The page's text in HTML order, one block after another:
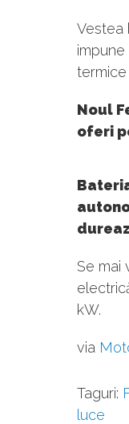
Vestea
termice
Noul
oferi
Se mai
kW.
via
Taguri:
luce